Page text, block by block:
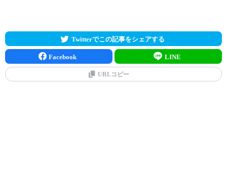
Twitterでこの記事をシェアする
Facebook LINE
URLコピー